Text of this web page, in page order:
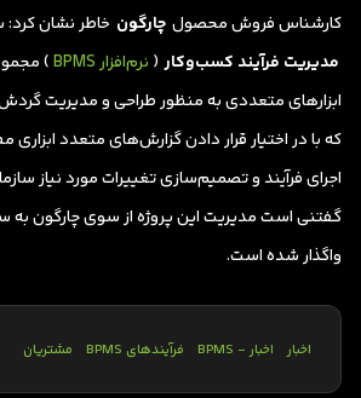
کارشناس فروش محصول چارگون خاطر نشان
مدیریت فرآیند کسب‌وکار ( نرم‌افزار BPMS )
ابزارهای متعددی به منظور طراحی و مدیریت
که با در اختیار قرار دادن گزارش‌های متعدد ابزاری
اجرای فرآیند و تصمیم‌سازی تغییرات مورد نیاز
گفتنی است مدیریت این پروژه از سوی چارگون به
واگذار شده است.
اخبار اخبار - BPMS فرآیندهای BPMS مشتریان